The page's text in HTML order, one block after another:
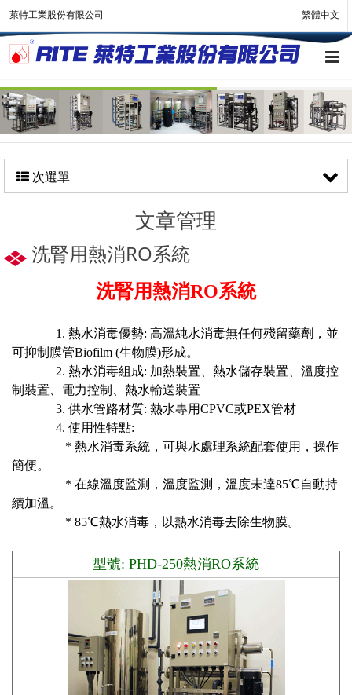
繁體中文
萊特工業股份有限公司
次選單
文章管理
洗腎用熱消RO系統
洗腎用熱消RO系統
1. 熱水消毒優勢: 高溫純水消毒無任何殘留藥劑，並
可抑制膜管Biofilm (生物膜)形成。
2. 熱水消毒組成: 加熱裝置、熱水儲存裝置、溫度控
制裝置、電力控制、熱水輸送裝置
3. 供水管路材質: 熱水專用CPVC或PEX管材
4. 使用性特點:
* 熱水消毒系統，可與水處理系統配套使用，操作
簡便。
* 在線溫度監測，溫度監測，溫度未達85℃自動持
續加溫。
* 85℃熱水消毒，以熱水消毒去除生物膜。
型號: PHD-250熱消RO系統